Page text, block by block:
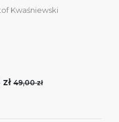
Kwaśniewski
49,00 zł